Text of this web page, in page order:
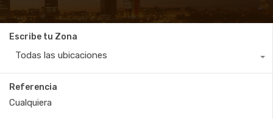
Escribe tu Zona
Todas las ubicaciones
Referencia